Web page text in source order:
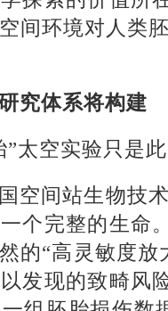
间环境对人类
究体系将构建
”太空实验只是
空间站生物技
个完整的生命
的“高灵敏度
发现的致畸风